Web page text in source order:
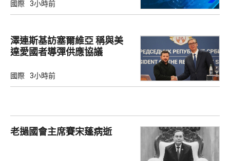
國際 3小時前
澤連斯基訪塞爾維亞 稱與美
達愛國者導彈供應協議
國際 3小時前
老撾國會主席賽宋蓬病逝